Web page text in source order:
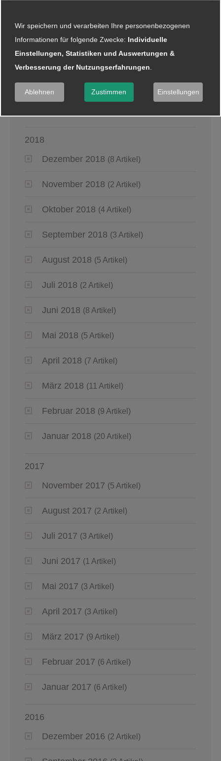
April 2019
März 2019 (6 Artikel)
2018
Dezember 2018 (8 Artikel)
November 2018 (2 Artikel)
Oktober 2018 (4 Artikel)
September 2018 (3 Artikel)
August 2018 (5 Artikel)
Juli 2018 (2 Artikel)
Juni 2018 (8 Artikel)
Mai 2018 (5 Artikel)
April 2018 (7 Artikel)
März 2018 (11 Artikel)
Februar 2018 (9 Artikel)
Januar 2018 (20 Artikel)
2017
November 2017 (5 Artikel)
August 2017 (2 Artikel)
Juli 2017 (3 Artikel)
Juni 2017 (1 Artikel)
Mai 2017 (3 Artikel)
April 2017 (3 Artikel)
März 2017 (9 Artikel)
Februar 2017 (6 Artikel)
Januar 2017 (6 Artikel)
2016
Dezember 2016 (2 Artikel)
Wir speichern und verarbeiten Ihre personenbezogenen
Informationen für folgende Zwecke: Individuelle
Einstellungen, Statistiken und Auswertungen &
Verbesserung der Nutzungserfahrungen
Ablehnen Zustimmen Einstellungen